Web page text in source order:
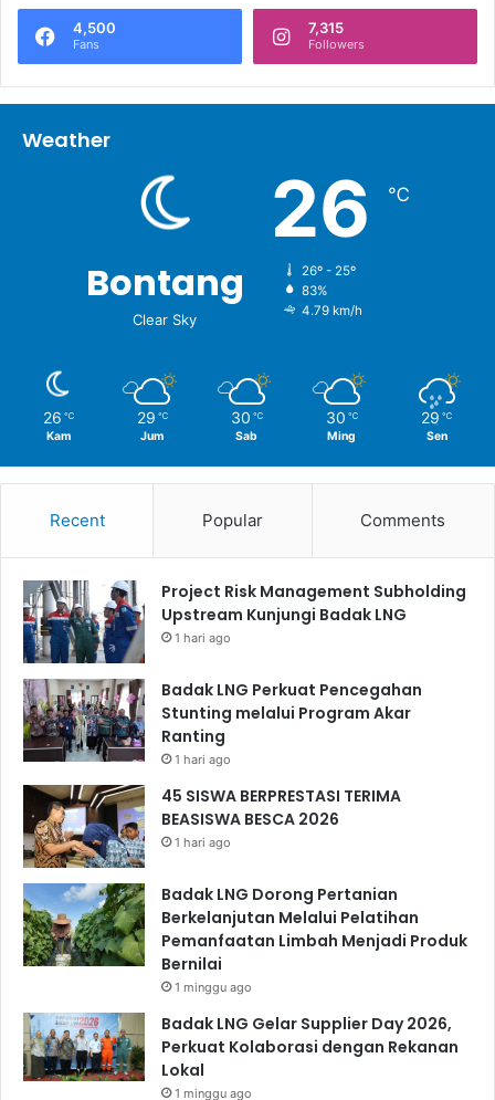
4,500
Fans
7,315
Followers
Weather
Bontang
Clear Sky
26 ℃
26º - 25º
83%
4.79 km/h
26 ℃
Kam
29 ℃
Jum
30 ℃
Sab
30 ℃
Ming
29 ℃
Sen
Recent Popular Comments
Project Risk Management Subholding
Upstream Kunjungi Badak LNG
1 hari ago
Badak LNG Perkuat Pencegahan
Stunting melalui Program Akar
Ranting
1 hari ago
45 SISWA BERPRESTASI TERIMA
BEASISWA BESCA 2026
1 hari ago
Badak LNG Dorong Pertanian
Berkelanjutan Melalui Pelatihan
Pemanfaatan Limbah Menjadi Produk
Bernilai
1 minggu ago
Badak LNG Gelar Supplier Day 2026,
Perkuat Kolaborasi dengan Rekanan
Lokal
1 minggu ago